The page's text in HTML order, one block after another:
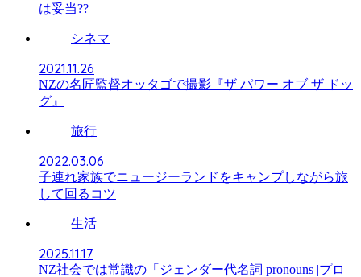
は妥当??
シネマ
2021.11.26
NZの名匠監督オッタゴで撮影『ザ パワー オブ ザ ドッ
グ』
旅行
2022.03.06
子連れ家族でニュージーランドをキャンプしながら旅
して回るコツ
生活
2025.11.17
NZ社会では常識の「ジェンダー代名詞 pronouns |プロ